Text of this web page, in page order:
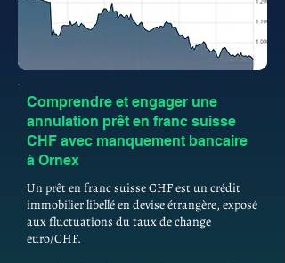
Comprendre et engager une
annulation prêt en franc suisse
CHF avec manquement bancaire
à Ornex
Un prêt en franc suisse CHF est un crédit
immobilier libellé en devise étrangère, exposé
aux fluctuations du taux de change
euro/CHF.